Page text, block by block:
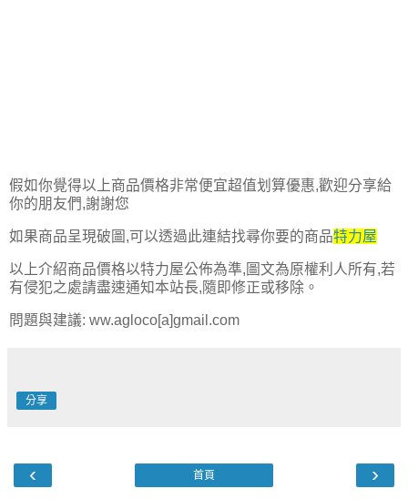
假如你覺得以上商品價格非常便宜超值划算優惠,歡迎分享給
你的朋友們,謝謝您
如果商品呈現破圖,可以透過此連結找尋你要的商品特力屋
以上介紹商品價格以特力屋公佈為準,圖文為原權利人所有,若
有侵犯之處請盡速通知本站長,隨即修正或移除。
問題與建議: ww.agloco[a]gmail.com
分享
‹ ›
首頁